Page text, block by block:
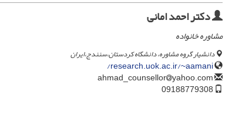
دکتر احمد امانی
مشاوره خانواده
دانشیار گروه مشاوره، دانشگاه کردستان،سنندج،ایران
research.uok.ac.ir/~aamani/
yahoo.com